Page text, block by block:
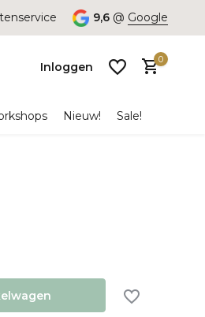
9,6 @ Google
Inloggen
0
Nieuw! Sale!